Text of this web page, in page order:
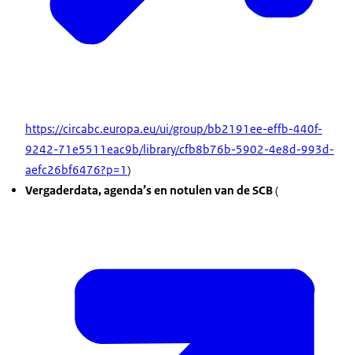
https://circabc.europa.eu/ui/group/bb2191ee-effb-440f-
9242-71e5511eac9b/library/cfb8b76b-5902-4e8d-993d-
aefc26bf6476?p=1)
Vergaderdata, agenda’s en notulen van de SCB(